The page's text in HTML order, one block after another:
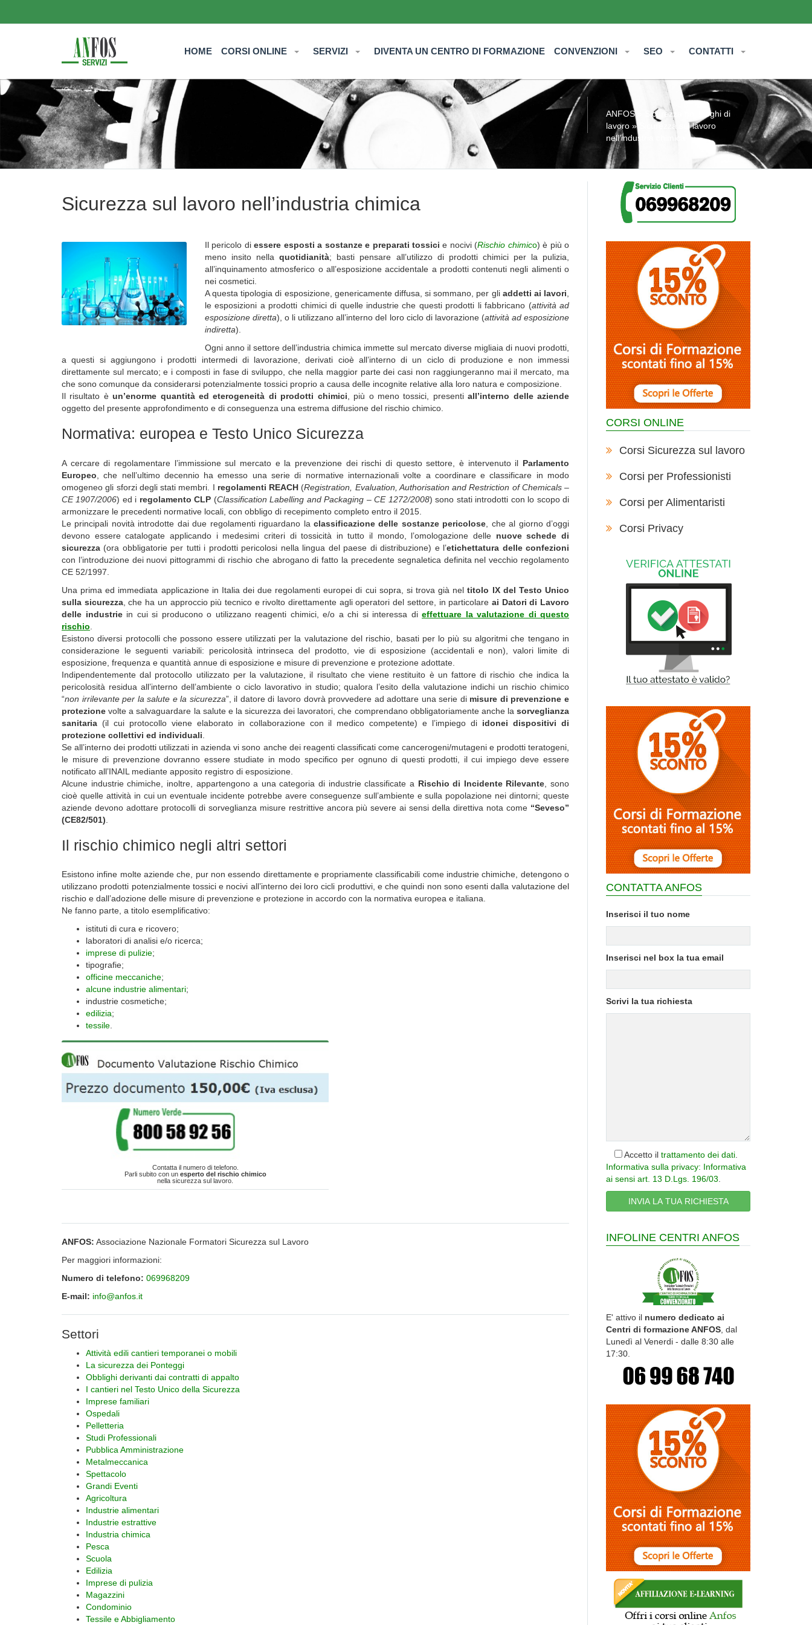
HOME CORSI ONLINE SERVIZI DIVENTA UN CENTRO DI FORMAZIONE CONVENZIONI SEO CONTATTI
ANFOS»
Sicurezza nei luoghi di
lavoro » Sicurezza sul lavoro
nell’industria chimica
Sicurezza sul lavoro nell’industria chimica
Il pericolo diessere esposti a sostanze e preparati tossici e nocivi (Rischio chimico) è più o
meno insito nellaquotidianità; basti pensare all’utilizzo di prodotti chimici per la pulizia,
all’inquinamento atmosferico o all’esposizione accidentale a prodotti contenuti negli alimenti o
nei cosmetici.
A questa tipologia di esposizione, genericamente diffusa, si sommano, per gli addetti ai lavori
le esposizioni a prodotti chimici di quelle industrie che questi prodotti li fabbricano (attività ad
esposizione diretta), o li utilizzano all’interno del loro ciclo di lavorazione (attività ad esposizione
indiretta).
Ogni anno il settore dell’industria chimica immette sul mercato diverse migliaia di nuovi prodotti,
a questi si aggiungono i prodotti intermedi di lavorazione, derivati cioè all’interno di un ciclo di produzione e non immessi
direttamente sul mercato; e i composti in fase di sviluppo, che nella maggior parte dei casi non raggiungeranno mai il mercato, ma
che sono comunque da considerarsi potenzialmente tossici proprio a causa delle incognite relative alla loro natura e composizione.
Il risultato èun’enorme quantità ed eterogeneità di prodotti chimici , più o meno tossici, presentiall’interno delle aziende
oggetto del presente approfondimento e di conseguenza una estrema diffusione del rischio chimico.
Normativa: europea e Testo Unico Sicurezza
A cercare di regolamentare l’immissione sul mercato e la prevenzione dei rischi di questo settore, è intervenuto il Parlamento
Europeo , che nell’ultimo decennio ha emesso una serie di normative internazionali volte a coordinare e classificare in modo
omogeneo gli sforzi degli stati membri. I regolamenti REACH (Registration, Evaluation, Authorisation and Restriction of Chemicals –
CE 1907/2006) ed i regolamento CLP (Classification Labelling and Packaging – CE 1272/2008) sono stati introdotti con lo scopo di
armonizzare le precedenti normative locali, con obbligo di recepimento completo entro il 2015.
Le principali novità introdotte dai due regolamenti riguardano la classificazione delle sostanze pericolose , che al giorno d’oggi
devono essere catalogate applicando i medesimi criteri di tossicità in tutto il mondo, l’omologazione delle nuove schede di
sicurezza (ora obbligatorie per tutti i prodotti pericolosi nella lingua del paese di distribuzione) e l’etichettatura delle confezioni
con l’introduzione dei nuovi pittogrammi di rischio che abrogano di fatto la precedente segnaletica definita nel vecchio regolamento
CE 52/1997.
Una prima ed immediata applicazione in Italia dei due regolamenti europei di cui sopra, si trova già neltitolo IX del Testo Unico
sulla sicurezza, che ha un approccio più tecnico e rivolto direttamente agli operatori del settore, in particolare ai Datori di Lavoro
delle industriein cui si producono o utilizzano reagenti chimici, e/o a chi si interessa di effettuare la valutazione di questo
rischio
Esistono diversi protocolli che possono essere utilizzati per la valutazione del rischio, basati per lo più su algoritmi che tengano in
considerazione le seguenti variabili: pericolosità intrinseca del prodotto, vie di esposizione (accidentali e non), valori limite di
esposizione, frequenza e quantità annue di esposizione e misure di prevenzione e protezione adottate.
Indipendentemente dal protocollo utilizzato per la valutazione, il risultato che viene restituito è un fattore di rischio che indica la
pericolosità residua all’interno dell’ambiente o ciclo lavorativo in studio; qualora l’esito della valutazione indichi un rischio chimico
“non irrilevante per la salute e la sicurezza”, il datore di lavoro dovrà provvedere ad adottare una serie di misure di prevenzione e
protezione volte a salvaguardare la salute e la sicurezza dei lavoratori, che comprendano obbligatoriamente anche la sorveglianza
sanitaria (il cui protocollo viene elaborato in collaborazione con il medico competente) e l’impiego di idonei dispositivi di
protezione collettivi ed individuali
Se all’interno dei prodotti utilizzati in azienda vi sono anche dei reagenti classificati come cancerogeni/mutageni e prodotti teratogeni,
le misure di prevenzione dovranno essere studiate in modo specifico per ognuno di questi prodotti, il cui impiego deve essere
notificato all’INAIL mediante apposito registro di esposizione.
Alcune industrie chimiche, inoltre, appartengono a una categoria di industrie classificate a Rischio di Incidente Rilevante , sono
cioè quelle attività in cui un eventuale incidente potrebbe avere conseguenze sull’ambiente e sulla popolazione nei dintorni; queste
aziende devono adottare protocolli di sorveglianza misure restrittive ancora più severe ai sensi della direttiva nota come “Seveso”
(CE82/501)
Il rischio chimico negli altri settori
Esistono infine molte aziende che, pur non essendo direttamente e propriamente classificabili come industrie chimiche, detengono o
utilizzano prodotti potenzialmente tossici e nocivi all’interno dei loro cicli produttivi, e che quindi non sono esenti dalla valutazione del
rischio e dall’adozione delle misure di prevenzione e protezione in accordo con la normativa europea e italiana.
Ne fanno parte, a titolo esemplificativo:
istituti di cura e ricovero;
laboratori di analisi e/o ricerca;
imprese di pulizie;
tipografie;
officine meccaniche;
alcune industrie alimentari;
industrie cosmetiche;
edilizia;
tessile
Contatta il numero di telefono.
Parli subito con un esperto del rischio chimico
nella sicurezza sul lavoro.
ANFOS: Associazione Nazionale Formatori Sicurezza sul Lavoro
Per maggiori informazioni:
Numero di telefono: 069968209
E-mail: info@anfos.it
Settori
Attività edili cantieri temporanei o mobili
La sicurezza dei Ponteggi
Obblighi derivanti dai contratti di appalto
I cantieri nel Testo Unico della Sicurezza
Imprese familiari
Ospedali
Pelletteria
Studi Professionali
Pubblica Amministrazione
Metalmeccanica
Spettacolo
Grandi Eventi
Agricoltura
Industrie alimentari
Industrie estrattive
Industria chimica
Pesca
Scuola
Edilizia
Imprese di pulizia
Magazzini
Condominio
Tessile e Abbigliamento
CORSI ONLINE
Corsi Sicurezza sul lavoro
Corsi per Professionisti
Corsi per Alimentaristi
Corsi Privacy
CONTATTA ANFOS
Inserisci il tuo nome
Inserisci nel box la tua email
Scrivi la tua richiesta
Accetto il trattamento dei dati
Informativa sulla privacy: Informativa
ai sensi art. 13 D.Lgs. 196/03
INFOLINE CENTRI ANFOS
E' attivo il numero dedicato ai
Centri di formazione ANFOS , dal
Lunedì al Venerdi - dalle 8:30 alle
17:30.